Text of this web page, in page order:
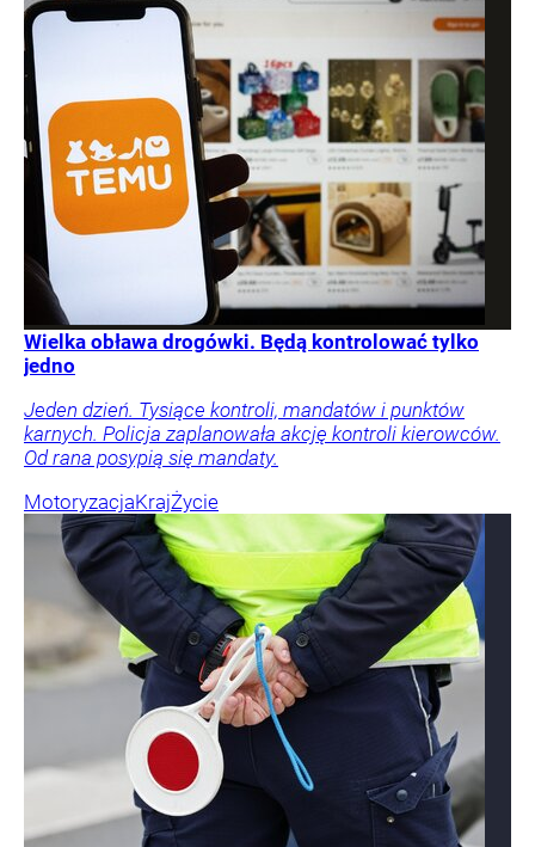
Wielka obława drogówki. Będą kontrolować tylko
jedno
Jeden dzień. Tysiące kontroli, mandatów i punktów
karnych. Policja zaplanowała akcję kontroli kierowców.
Od rana posypią się mandaty.
MotoryzacjaKrajŻycie